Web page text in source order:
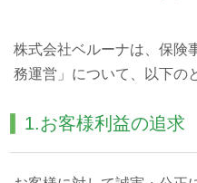
企業情報 TOP
社長メッセージ
株式会社ベルーナは、保険
務運営」について、以下の
1.お客様利益の追求